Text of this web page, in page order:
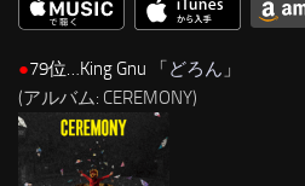
●79位…King Gnu 「 どろん 」
(アルバム: CEREMONY)